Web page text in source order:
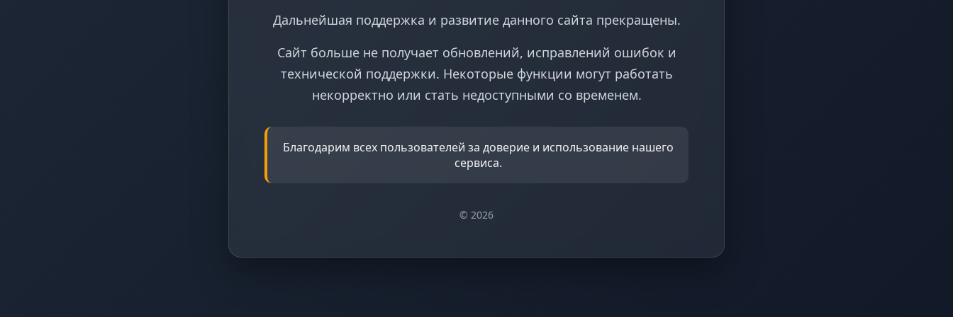
Дальнейшая поддержка и развитие данного сайта прекращены.
Сайт больше не получает обновлений, исправлений ошибок и
технической поддержки. Некоторые функции могут работать
некорректно или стать недоступными со временем.
Благодарим всех пользователей за доверие и использование нашего
сервиса.
© 2026